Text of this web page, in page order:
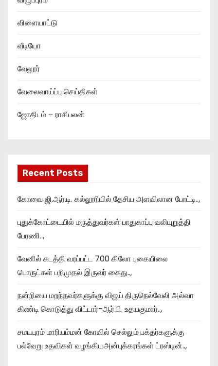
விளையாட்டு
வீடியோ
வேலூர்
வேலைவாய்ப்பு செய்திகள்
ஜோதிடம் – ராசிபலன்
Recent Posts
கோவை ஜி.ஆர்.டி. கல்லூரியில் தேசிய அளவிலான போட்டி..,
புதுக்கோட்டையில் மருத்துவர்கள் பாதுகாப்பு வலியுறுத்தி
பேரணி..,
வேனில் கடத்தி வரப்பட்ட 700 கிலோ புகையிலை
பொருட்கள் பறிமுதல் இருவர் கைது..,
நன்றியை மறந்தவர்களுக்கு விஜய் திருநெல்வேலி அல்வா
கிண்டி கொடுத்து விட்டார்-ஆர்‌.பி. உதயகுமார்..,
சமயபுரம் மாரியம்மன் கோவில் செல்லும் பக்தர்களுக்கு
பல்வேறு உதவிகள் வழங்கியஅன்புக்கரங்கள் ட்ரஸ்டின்..,